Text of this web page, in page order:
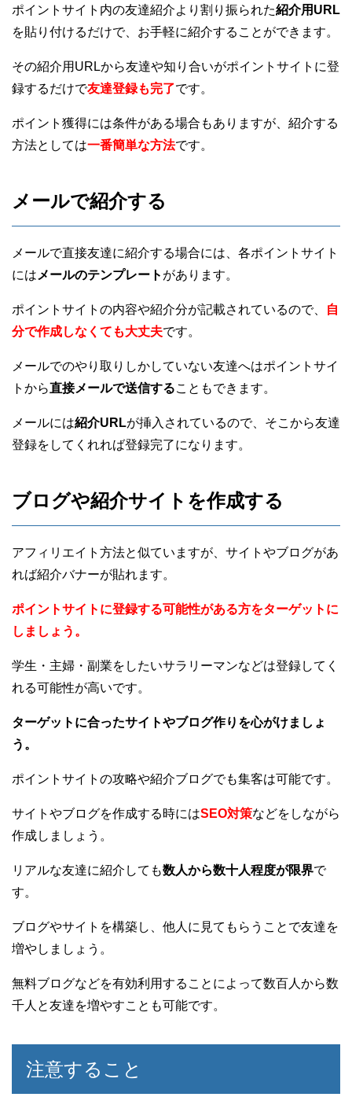
ポイントサイト内の友達紹介より割り振られた紹介用URL
を貼り付けるだけで、お手軽に紹介することができます。
その紹介用URLから友達や知り合いがポイントサイトに登
録するだけで友達登録も完了です。
ポイント獲得には条件がある場合もありますが、紹介する
方法としては一番簡単な方法です。
メールで紹介する
メールで直接友達に紹介する場合には、各ポイントサイト
には メールのテンプレート があります。
ポイントサイトの内容や紹介分が記載されているので、
自
分で作成しなくても大丈夫です。
メールでのやり取りしかしていない友達へはポイントサイ
トから直接メールで送信することもできます。
メールには紹介URLが挿入されているので、そこから友達
登録をしてくれれば登録完了になります。
ブログや紹介サイトを作成する
アフィリエイト方法と似ていますが、サイトやブログがあ
れば紹介バナーが貼れます。
ポイントサイトに登録する可能性がある方をターゲットに
しましょう。
学生・主婦・副業をしたいサラリーマンなどは登録してく
れる可能性が高いです。
ターゲットに合ったサイトやブログ作りを心がけましょ
う。
ポイントサイトの攻略や紹介ブログでも集客は可能です。
サイトやブログを作成する時にはSEO対策などをしながら
作成しましょう。
リアルな友達に紹介しても数人から数十人程度が限界で
す。
ブログやサイトを構築し、他人に見てもらうことで友達を
増やしましょう。
無料ブログなどを有効利用することによって数百人から数
千人と友達を増やすことも可能です。
注意すること